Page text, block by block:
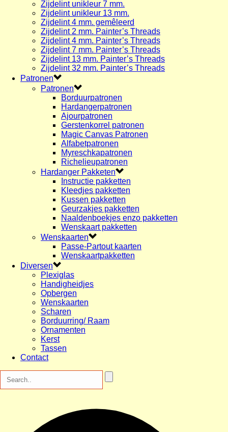
Zijdelint unikleur 7 mm.
Zijdelint unikleur 13 mm.
Zijdelint 4 mm. gemêleerd
Zijdelint 2 mm. Painter’s Threads
Zijdelint 4 mm. Painter’s Threads
Zijdelint 7 mm. Painter’s Threads
Zijdelint 13 mm. Painter’s Threads
Zijdelint 32 mm. Painter’s Threads
Patronen
Patronen
Borduurpatronen
Hardangerpatronen
Ajourpatronen
Gerstenkorrel patronen
Magic Canvas Patronen
Alfabetpatronen
Myreschkapatronen
Richelieupatronen
Hardanger Pakketen
Instructie pakketten
Kleedjes pakketten
Kussen pakketten
Geurzakjes pakketten
Naaldenboekjes enzo pakketten
Wenskaart pakketten
Wenskaarten
Passe-Partout kaarten
Wenskaartpakketten
Diversen
Plexiglas
Handigheidjes
Opbergen
Wenskaarten
Scharen
Borduurring/ Raam
Ornamenten
Kerst
Tassen
Contact